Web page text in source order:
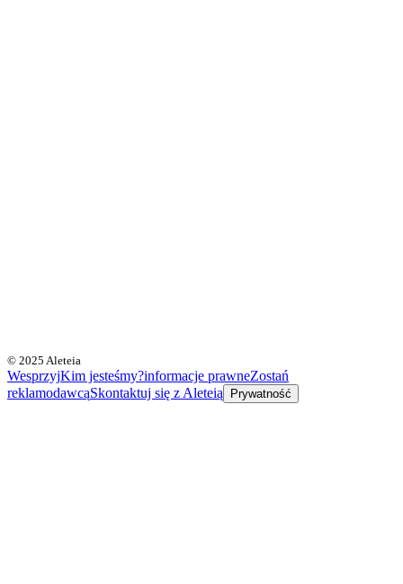
© 2025 Aleteia
WesprzyjKim jesteśmy?informacje prawneZostań
reklamodawcąSkontaktuj się z Aleteią Prywatność